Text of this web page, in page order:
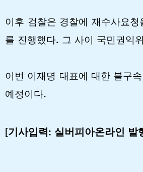
이후 검찰은 경찰에 재수사요
를 진행했다. 그 사이 국민권익
이번 이재명 대표에 대한 불구
예정이다.
[기사입력: 실버피아온라인